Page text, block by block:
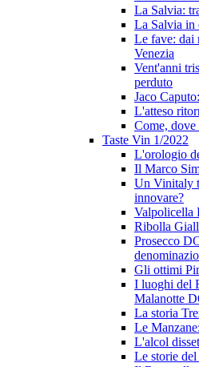
La Salvia:
La Salvia in
Le fave: dai
Venezia
Vent'anni
perduto
Jaco
L'atteso
Come, dove
Taste Vin 1/2022
L'orologio
Il Marco
Un Vinitaly
innovare?
Valpolicella
Ribolla
Prosecco
Gli ottimi
I luoghi del
Malanotte
La storia
Le
L'alcol
Le storie